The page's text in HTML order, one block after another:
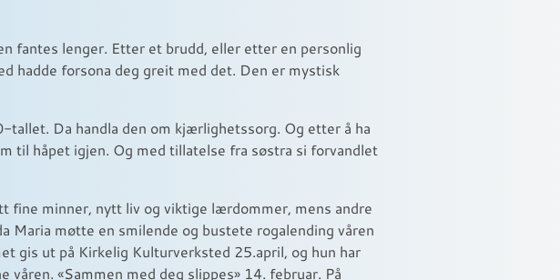
fantes lenger. Etter et brudd, eller etter en personlig
hadde forsona deg greit med det. Den er mystisk
Da handla den om kjærlighetssorg. Og etter å ha
til håpet igjen. Og med tillatelse fra søstra si forvandlet
fine minner, nytt liv og viktige lærdommer, mens andre
Maria møtte en smilende og bustete rogalending våren
gis ut på Kirkelig Kulturverksted 25.april, og hun har
«Sammen med deg slippes» 14. februar. På